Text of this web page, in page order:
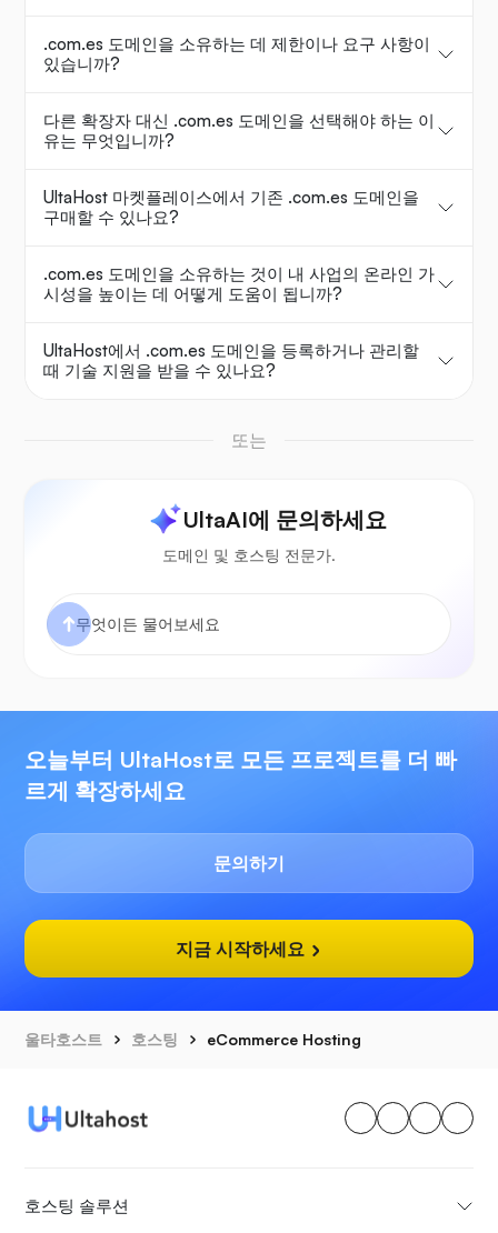
.com.es 도메인을 소유하는 데 제한이나 요구 사항이
있습니까?
다른 확장자 대신 .com.es 도메인을 선택해야 하는 이
유는 무엇입니까?
UltaHost 마켓플레이스에서 기존 .com.es 도메인을
구매할 수 있나요?
.com.es 도메인을 소유하는 것이 내 사업의 온라인 가
시성을 높이는 데 어떻게 도움이 됩니까?
UltaHost에서 .com.es 도메인을 등록하거나 관리할
때 기술 지원을 받을 수 있나요?
또는
UltaAI에 문의하세요
도메인 및 호스팅 전문가.
오늘부터 UltaHost로 모든 프로젝트를 더 빠
르게 확장하세요
문의하기
지금 시작하세요
울타호스트 호스팅 eCommerce Hosting
호스팅 솔루션